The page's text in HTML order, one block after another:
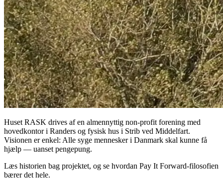
Huset RASK drives af en almennyttig non-profit forening med
hovedkontor i Randers og fysisk hus i Strib ved Middelfart.
Visionen er enkel: Alle syge mennesker i Danmark skal kunne få
hjælp — uanset pengepung.
Læs historien bag projektet, og se hvordan Pay It Forward-filosofien
bærer det hele.